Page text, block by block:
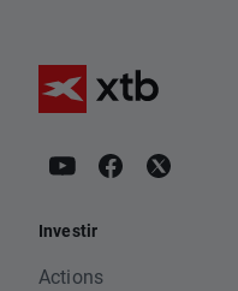
Investir
Actions